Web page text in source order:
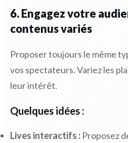
6. Engagez votre
contenus variés
Proposer toujours le même
vos spectateurs. Variez les
leur intérêt.
Quelques idées :
Lives interactifs : Proposez